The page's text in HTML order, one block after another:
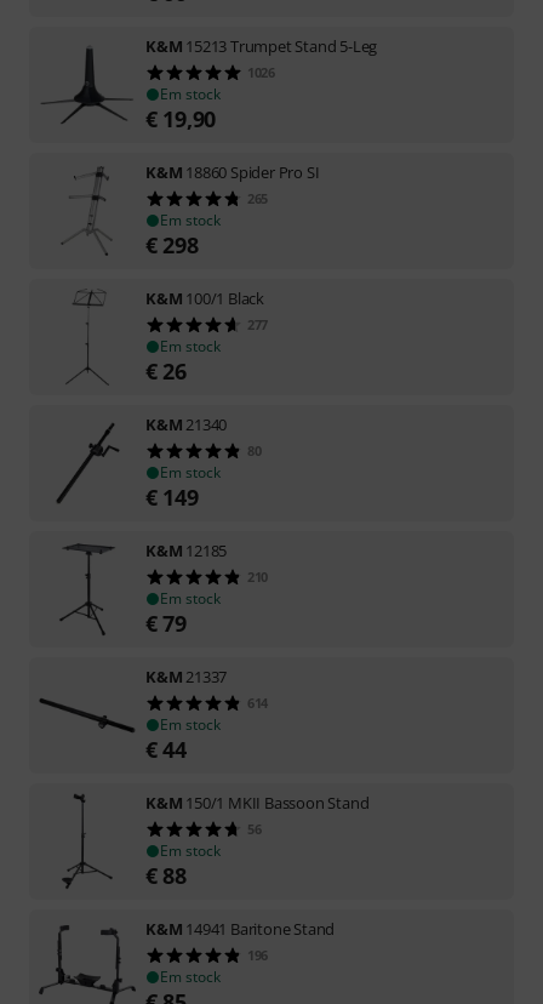
K&M 15213 Trumpet Stand 5-Leg
1026
Em stock
€ 19,90
K&M 18860 Spider Pro SI
265
Em stock
€ 298
K&M 100/1 Black
277
Em stock
€ 26
K&M 21340
80
Em stock
€ 149
K&M 12185
210
Em stock
€79
K&M 21337
614
Em stock
€44
K&M 150/1 MKII Bassoon Stand
56
Em stock
€ 88
K&M 14941 Baritone Stand
196
Em stock